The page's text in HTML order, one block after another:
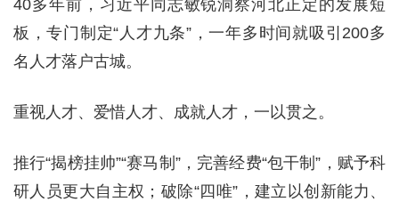
40多年前，习近平同志敏锐洞察河北正定的发展短
板，专门制定“人才九条”，一年多时间就吸引200多
名人才落户古城。
重视人才、爱惜人才、成就人才，一以贯之。
推行“揭榜挂帅”“赛马制”，完善经费“包干制”，赋予科
研人员更大自主权；破除“四唯”，建立以创新能力、